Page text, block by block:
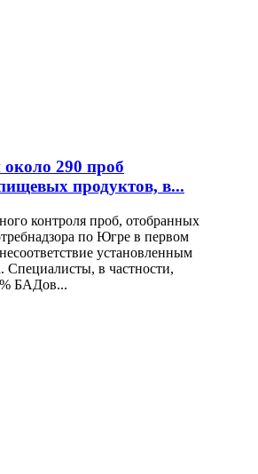
290 проб
продуктов, в...
контроля проб, отобранных
по Югре в первом
установленным
Специалисты, в частности,
БАДов...